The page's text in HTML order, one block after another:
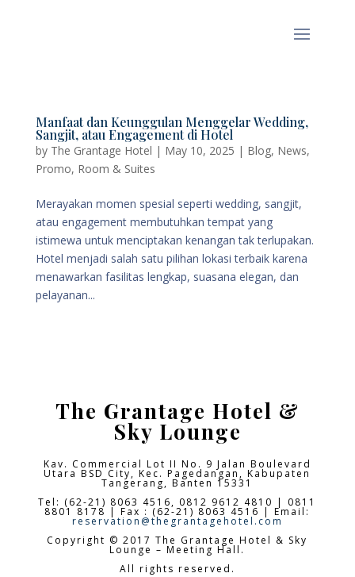
Manfaat dan Keunggulan Menggelar Wedding,
Sangjit, atau Engagement di Hotel
by The Grantage Hotel | May 10, 2025 | Blog, News,
Promo, Room & Suites
Merayakan momen spesial seperti wedding, sangjit,
atau engagement membutuhkan tempat yang
istimewa untuk menciptakan kenangan tak terlupakan.
Hotel menjadi salah satu pilihan lokasi terbaik karena
menawarkan fasilitas lengkap, suasana elegan, dan
pelayanan...
The Grantage Hotel &
Sky Lounge
Kav. Commercial Lot II No. 9 Jalan Boulevard
Utara BSD City,Kec. Pagedangan, Kabupaten
Tangerang, Banten 15331
Tel: (62-21) 8063 4516, 0812 9612 4810 | 0811
8801 8178 | Fax : (62-21) 8063 4516 | Email:
reservation@thegrantagehotel.com
Copyright © 2017 The Grantage Hotel & Sky
Lounge – Meeting Hall.
All rights reserved.